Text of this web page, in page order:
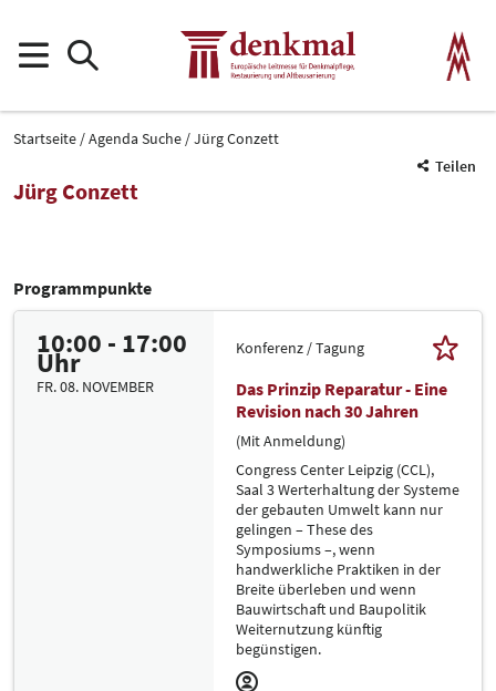
Startseite Agenda Suche
Jürg Conzett
Teilen
Jürg Conzett
Programmpunkte
10:00 - 17:00
Uhr
FR. 08. NOVEMBER
Konferenz / Tagung
Das Prinzip Reparatur - Eine
Revision nach 30 Jahren
(Mit Anmeldung)
Congress Center Leipzig (CCL),
Saal 3 Werterhaltung der Systeme
der gebauten Umwelt kann nur
gelingen – These des
Symposiums –, wenn
handwerkliche Praktiken in der
Breite überleben und wenn
Bauwirtschaft und Baupolitik
Weiternutzung künftig
begünstigen.